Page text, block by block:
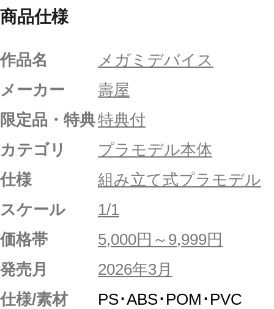
商品仕様
作品名
メガミデバイス
メーカー
壽屋
限定品・特典特典付
カテゴリ
プラモデル本体
仕様
組み立て式プラモデル
スケール
1/1
価格帯
5,000円～9,999円
発売月
2026年3月
仕様/素材
PS･ABS･POM･PVC